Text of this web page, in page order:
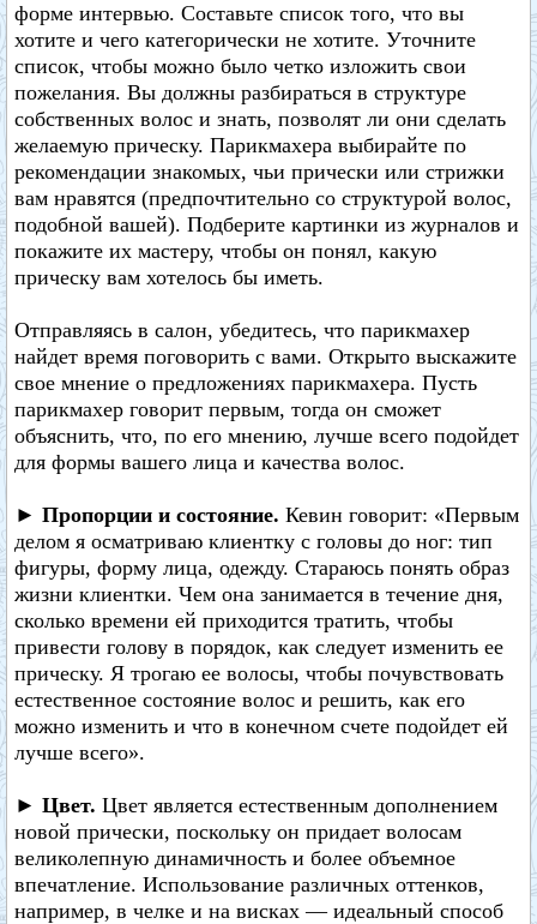
форме интервью. Составьте список того, что вы
хотите и чего категорически не хотите. Уточните
список, чтобы можно было четко изложить свои
пожелания. Вы должны разбираться в структуре
собственных волос и знать, позволят ли они сделать
желаемую прическу. Парикмахера выбирайте по
рекомендации знакомых, чьи прически или стрижки
вам нравятся (предпочтительно со структурой волос,
подобной вашей). Подберите картинки из журналов и
покажите их мастеру, чтобы он понял, какую
прическу вам хотелось бы иметь.
Отправляясь в салон, убедитесь, что парикмахер
найдет время поговорить с вами. Открыто выскажите
свое мнение о предложениях парикмахера. Пусть
парикмахер говорит первым, тогда он сможет
объяснить, что, по его мнению, лучше всего подойдет
для формы вашего лица и качества волос.
► Пропорции и состояние. Кевин говорит: «Первым
делом я осматриваю клиентку с головы до ног: тип
фигуры, форму лица, одежду. Стараюсь понять образ
жизни клиентки. Чем она занимается в течение дня,
сколько времени ей приходится тратить, чтобы
привести голову в порядок, как следует изменить ее
прическу. Я трогаю ее волосы, чтобы почувствовать
естественное состояние волос и решить, как его
можно изменить и что в конечном счете подойдет ей
лучше всего».
► Цвет. Цвет является естественным дополнением
новой прически, поскольку он придает волосам
великолепную динамичность и более объемное
впечатление. Использование различных оттенков,
например, в челке и на висках — идеальный способ